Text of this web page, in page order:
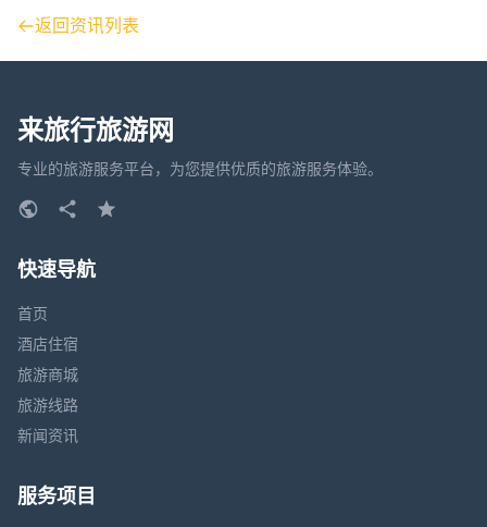
返回资讯列表
来旅行旅游网
专业的旅游服务平台，为您提供优质的旅游服务体验。
快速导航
首页
酒店住宿
旅游商城
旅游线路
新闻资讯
服务项目